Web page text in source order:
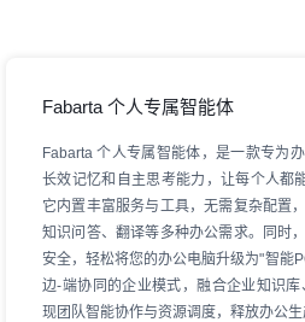
Fabarta 个人专属智能体
Fabarta 个人专属智能体，是一款专为
长效记忆和自主思考能力，让每个人都
它内置丰富服务与工具，无需复杂配置
知识问答、翻译等多种办公需求。同时
安全，轻松将您的办公电脑升级为"智能
边-端协同的企业模式，融合企业知识
现团队智能协作与资源调度，释放办公生